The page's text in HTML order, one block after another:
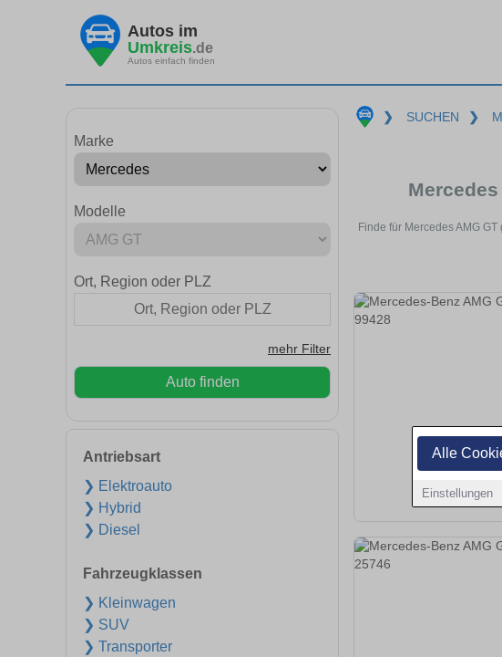
Alle
Einstellungen
Autos im
Umkreis.de
Autos einfach finden
Marke
Modelle
Ort, Region oder PLZ
mehr Filter
Auto finden
Antriebsart
❯ Elektroauto
❯ Hybrid
❯ Diesel
Fahrzeugklassen
❯ Kleinwagen
❯ SUV
❯ Transporter
❯ SUCHEN ❯
Finde für Mercedes AMG